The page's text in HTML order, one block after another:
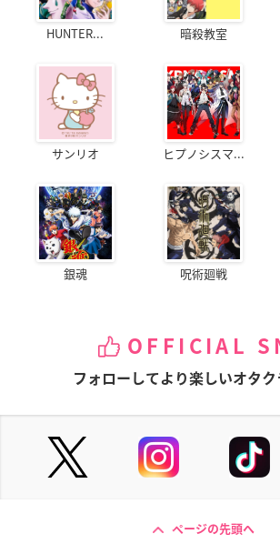
HUNTER... 暗殺教室
サンリオ ヒプノシスマ...
銀魂 呪術廻戦
OFFICIAL
フォローしてより楽しいオタク
ページの先頭へ